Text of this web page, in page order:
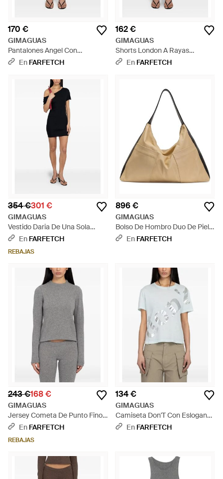
170 €
GIMAGUAS
Pantalones Angel Con
Lentejuelas - Blanco
En FARFETCH
162 €
GIMAGUAS
Shorts London A Rayas
Diplomáticas - Azul
En FARFETCH
354 €301 €
GIMAGUAS
Vestido Daria De Una Sola
Manga - Negro
En FARFETCH
REBAJAS
896 €
GIMAGUAS
Bolso De Hombro Duo De Piel -
Neutro
En FARFETCH
243 €168 €
GIMAGUAS
Jersey Cometa De Punto Fino -
GrisEn FARFETCH
REBAJAS
134 €
GIMAGUAS
Camiseta Don'T Con Eslogan
Estampado - Blanco
En FARFETCH